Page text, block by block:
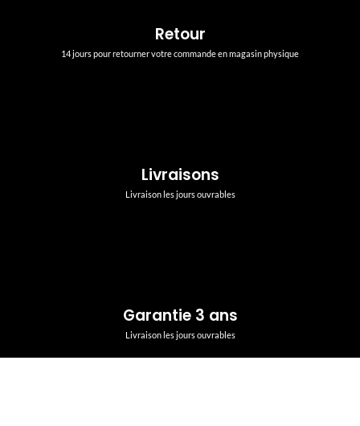
Retour
14 jours pour retourner votre commande en magasin physique
Livraisons
Livraison les jours ouvrables
Garantie 3 ans
Livraison les jours ouvrables